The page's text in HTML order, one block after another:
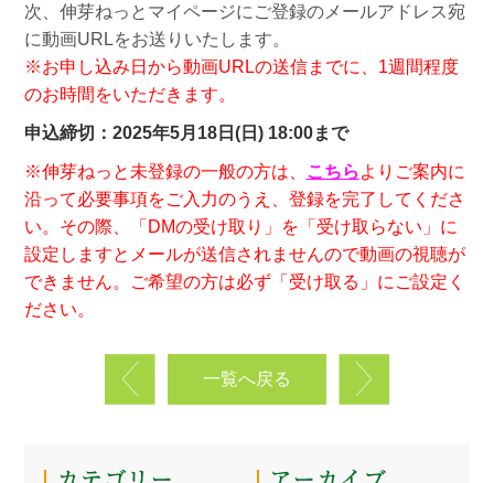
次、伸芽ねっとマイページにご登録のメールアドレス宛
に動画URLをお送りいたします。
※お申し込み日から動画URLの送信までに、1週間程度
のお時間をいただきます。
申込締切：2025年5月18日(日) 18:00まで
※伸芽ねっと未登録の一般の方は、 こちら よりご案内に
沿って必要事項をご入力のうえ、登録を完了してくださ
い。その際、「DMの受け取り」を「受け取らない」に
設定しますとメールが送信されませんので動画の視聴が
できません。ご希望の方は必ず「受け取る」にご設定く
ださい。
一覧へ戻る